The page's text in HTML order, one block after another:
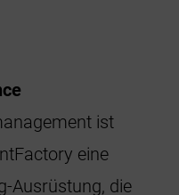
ist
eine
Ausrüstung, die